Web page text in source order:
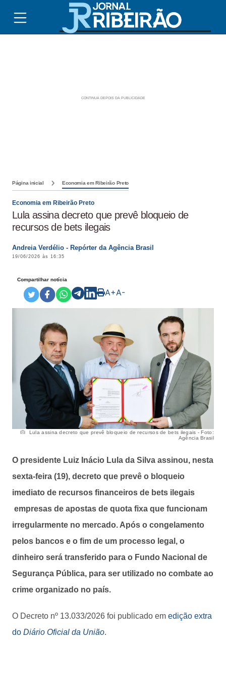
Página inicial Economia em Ribeirão Preto
Economia em Ribeirão Preto
Lula assina decreto que prevê bloqueio de
recursos de bets ilegais
Andreia Verdélio - Repórter da Agência Brasil
19/06/2026 às 16:35
Compartilhar notícia
A+A-
Lula assina decreto que prevê bloqueio de recursos de bets ilegais - Foto:
Agência Brasil
O presidente Luiz Inácio Lula da Silva assinou, nesta
sexta-feira (19), decreto que prevê o bloqueio
imediato de recursos financeiros de bets ilegais
empresas de apostas de quota fixa que funcionam
irregularmente no mercado. Após o congelamento
pelos bancos e o fim de um processo legal, o
dinheiro será transferido para o Fundo Nacional de
Segurança Pública, para ser utilizado no combate ao
crime organizado no país.
O Decreto nº 13.033/2026 foi publicado em edição extra
do Diário Oficial da União.